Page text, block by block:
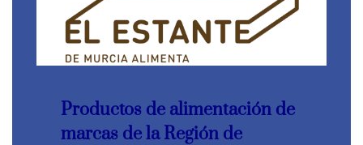
Productos de alimentación de
marcas de la Región de